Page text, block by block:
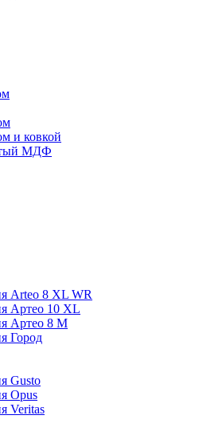
и ковкой
МДФ
Arteo 8 XL WR
Артео 10 XL
Артео 8 М
Город
Gusto
Opus
Veritas